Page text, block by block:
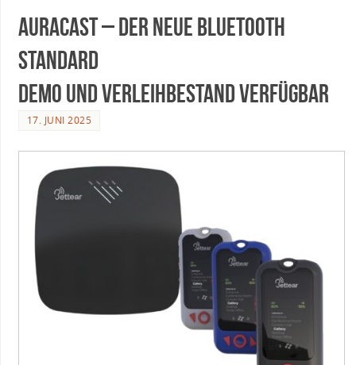
Auracast – der neue Bluetooth
Standard
Demo und Verleihbestand verfügbar
17. JUNI 2025